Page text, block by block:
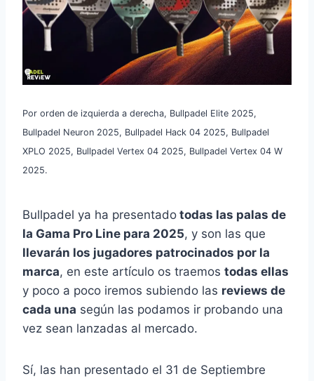
Por orden de izquierda a derecha, Bullpadel Elite 2025,
Bullpadel Neuron 2025, Bullpadel Hack 04 2025, Bullpadel
XPLO 2025, Bullpadel Vertex 04 2025, Bullpadel Vertex 04 W
2025.
Bullpadel ya ha presentado todas las palas de
la Gama Pro Line para 2025, y son las que
llevarán los jugadores patrocinados por la
marca, en este artículo os traemos todas ellas
y poco a poco iremos subiendo las reviews de
cada una según las podamos ir probando una
vez sean lanzadas al mercado.
Sí, las han presentado el 31 de Septiembre